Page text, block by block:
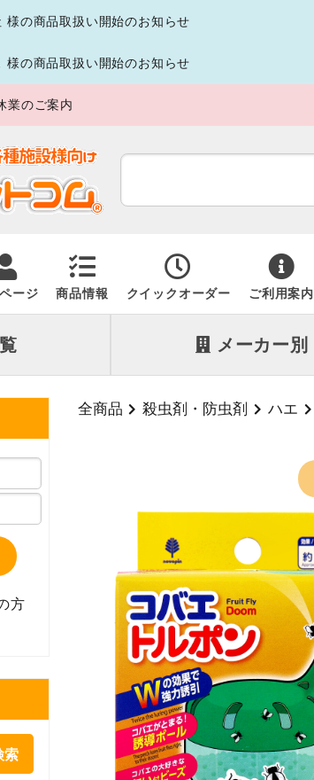
様の商品取扱い開始のお知らせ
様の商品取扱い開始のお知らせ
業のご案内
ージ 商品情報 クイックオーダー ご利用案内
メーカー別
全商品 殺虫剤・防虫剤 ハエ
方
索